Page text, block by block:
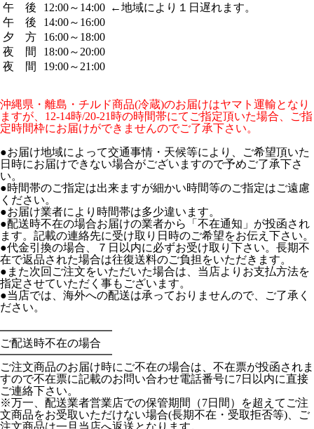
午 後
12:00～14:00 ←地域により１日遅れます。
午 後
14:00～16:00
夕 方
16:00～18:00
夜 間
18:00～20:00
夜 間
19:00～21:00
沖縄県・離島・チルド商品(冷蔵)のお届けはヤマト運輸となり
ますが、12-14時/20-21時の時間帯にてご指定頂いた場合、ご指
定時間枠にお届けができませんのでご了承下さい。
●お届け地域によって交通事情・天候等により、ご希望頂いた
日時にお届けできない場合がございますので予めご了承下さ
い。
●時間帯のご指定は出来ますが細かい時間等のご指定はご遠慮
ください。
●お届け業者により時間帯は多少違います。
●配送時不在の場合お届けの業者から「不在通知」が投函され
ます。記載の連絡先に受け取り日時のご希望をお伝え下さい。
●代金引換の場合、７日以内に必ずお受け取り下さい。長期不
在で返品された場合は往復送料のご負担をいただきます。
●また次回ご注文をいただいた場合は、当店よりお支払方法を
指定させていただく事もございます。
●当店では、海外への配送は承っておりませんので、ご了承く
ださい。
━━━━━━━━━━
ご配送時不在の場合
━━━━━━━━━━
ご注文商品のお届け時にご不在の場合は、不在票が投函されま
すので不在票に記載のお問い合わせ電話番号に7日以内に直接
ご連絡下さい。
※万一、配送業者営業店での保管期間（7日間）を超えてご注
文商品をお受取いただけない場合(長期不在・受取拒否等)、ご
注文商品は一旦当店へ返送となります。